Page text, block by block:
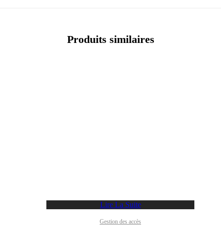
Produits similaires
Lire La Suite
Gestion des accès